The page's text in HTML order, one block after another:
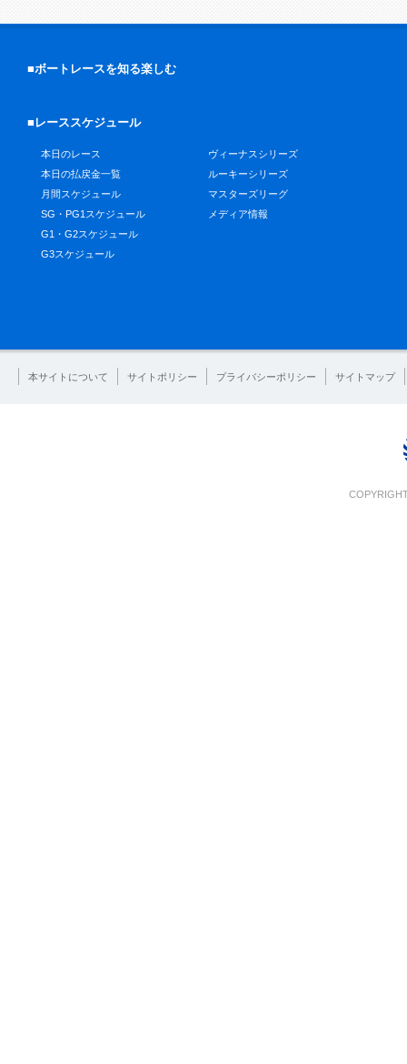
■ボートレースを知る楽しむ
■レーススケジュール
本日のレース
本日の払戻金一覧
月間スケジュール
SG・PG1スケジュール
G1・G2スケジュール
G3スケジュール
ヴィーナスシリーズ
ルーキーシリーズ
マスターズリーグ
メディア情報
本サイトについて サイトポリシー プライバシーポリシー サイトマップ